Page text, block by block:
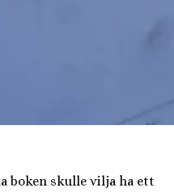
boken skulle vilja ha ett